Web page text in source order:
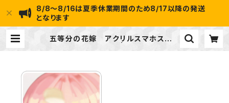
8/8～8/16は夏季休業期間のため8/17以降の発送
となります
五等分の花嫁 アクリルスマホスタン